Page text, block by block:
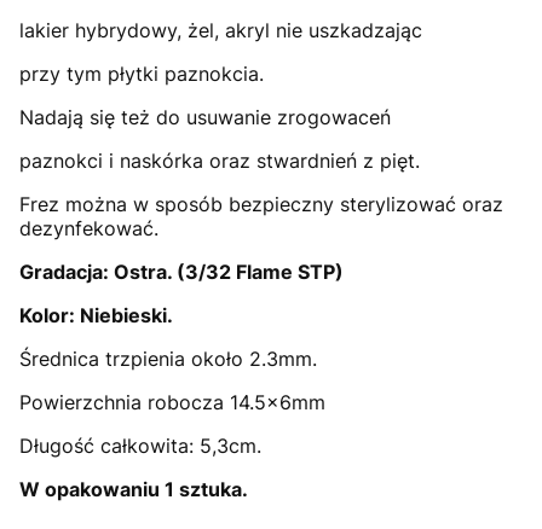
lakier hybrydowy, żel, akryl nie uszkadzając
przy tym płytki paznokcia.
Nadają się też do usuwanie zrogowaceń
paznokci i naskórka oraz stwardnień z pięt.
Frez można w sposób bezpieczny sterylizować oraz
dezynfekować.
Gradacja: Ostra. (3/32 Flame STP)
Kolor: Niebieski.
Średnica trzpienia około 2.3mm.
Powierzchnia robocza 14.5x6mm
Długość całkowita: 5,3cm.
W opakowaniu 1 sztuka.